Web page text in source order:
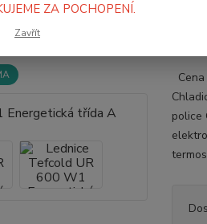
600 W1
police
ZA POCHOPENÍ.
Zavřít